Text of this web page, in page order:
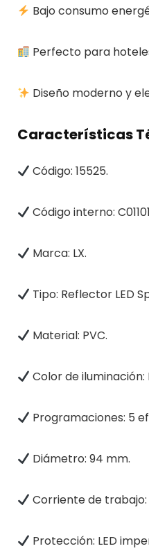
Bajo consumo
Perfecto para
Diseño moderno y
Características
Código: 15525.
Código interno:
Marca: LX.
Tipo: Reflector LED
Material: PVC.
Color de iluminación:
Programaciones: 5
Diámetro: 94 mm.
Corriente de trabajo:
Protección: LED